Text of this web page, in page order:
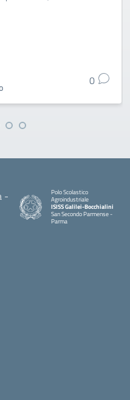
0
Polo Scolastico
Agroindustriale
ISISS Galilei-Bocchialini
San Secondo Parmense -
Parma